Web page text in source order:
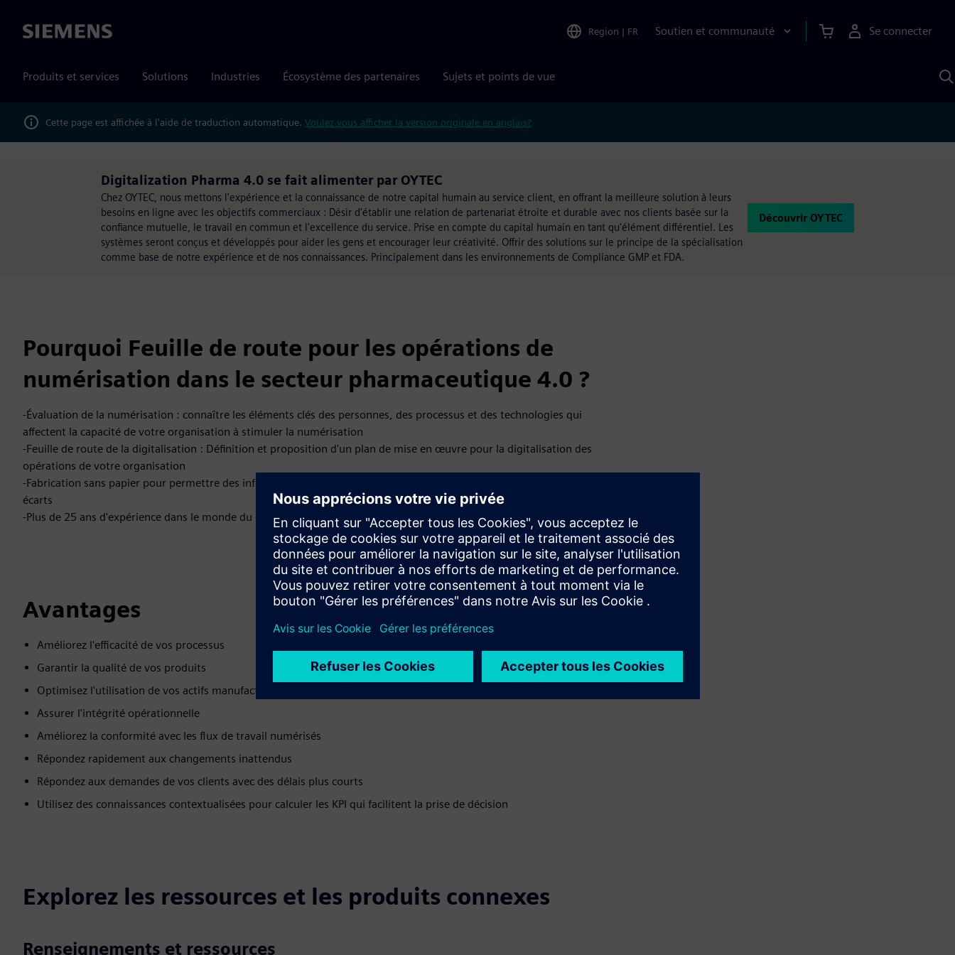
Siemens Region | FR Soutien et communauté Se connecter
Produits et services Solutions Industries Écosystème des partenaires Sujets et points de vue
Cette page est affichée à l'aide de traduction automatique. Voulez-vous afficher la version originale en anglais?
Digitalization Pharma 4.0 se fait alimenter par OYTEC
Chez OYTEC, nous mettons l'expérience et la connaissance de notre capital humain au service client, en offrant la meilleure solution à leurs
besoins en ligne avec les objectifs commerciaux : Désir d'établir une relation de partenariat étroite et durable avec nos clients basée sur la
confiance mutuelle, le travail en commun et l'excellence du service. Prise en compte du capital humain en tant qu'élément différentiel. Les
systèmes seront conçus et développés pour aider les gens et encourager leur créativité. Offrir des solutions sur le principe de la spécialisation
comme base de notre expérience et de nos connaissances. Principalement dans les environnements de Compliance GMP et FDA.
Découvrir OYTEC
Pourquoi Feuille de route pour les opérations de
numérisation dans le secteur pharmaceutique 4.0 ?
-Évaluation de la numérisation : connaître les éléments clés des personnes, des processus et des technologies qui
affectent la capacité de votre organisation à stimuler la numérisation
-Feuille de route de la digitalisation : Définition et proposition d'un plan de mise en œuvre pour la digitalisation des
opérations de votre organisation
-Fabrication sans papier pour permettre des informations en temps réel, améliorer les temps de révision et éliminer les
écarts
-Plus de 25 ans d'expérience dans le monde du conseil pharmaceutique
Avantages
Améliorez l'efficacité de vos processus
Garantir la qualité de vos produits
Optimisez l'utilisation de vos actifs manufacturiers et évitez toute perte de rendement
Assurer l'intégrité opérationnelle
Améliorez la conformité avec les flux de travail numérisés
Répondez rapidement aux changements inattendus
Répondez aux demandes de vos clients avec des délais plus courts
Utilisez des connaissances contextualisées pour calculer les KPI qui facilitent la prise de décision
Explorez les ressources et les produits connexes
Renseignements et ressources